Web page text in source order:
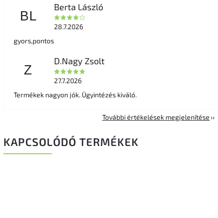
BL
Berta László
28.7.2026
gyors,pontos
Z
D.Nagy Zsolt
27.7.2026
Termékek nagyon jók. Ügyintézés kiváló.
További értékelések megjelenítése
KAPCSOLÓDÓ TERMÉKEK